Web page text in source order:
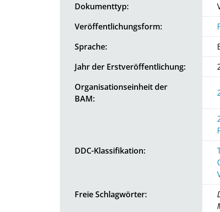
Dokumenttyp:
Veröffentlichungsform:
Sprache:
Jahr der Erstveröffentlichung:
Organisationseinheit der
BAM:
DDC-Klassifikation:
Freie Schlagwörter: